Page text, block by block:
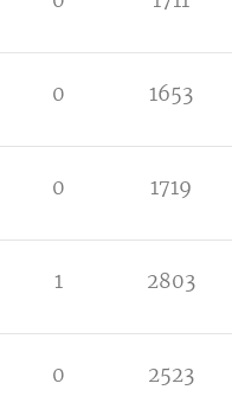
0 1653
0 1719
1 2803
0 2523